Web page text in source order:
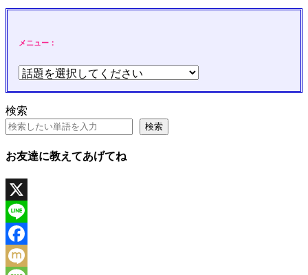
メニュー：
検索
検索
お友達に教えてあげてね
X
Line
Facebook